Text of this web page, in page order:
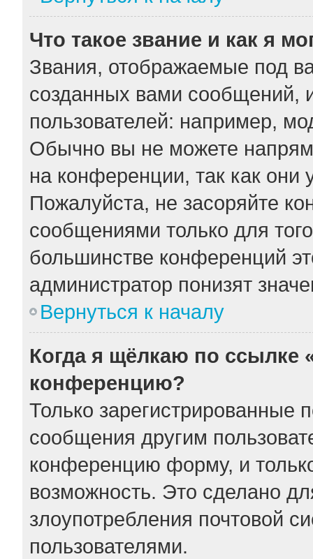
Что такое звание и как я
Звания, отображаемые под
созданных вами сообщений,
пользователей: например,
Обычно вы не можете
на конференции, так как
Пожалуйста, не засоряйте
сообщениями только для
большинстве конференций
администратор понизят
Вернуться к началу
Когда я щёлкаю по ссылке
конференцию?
Только зарегистрированные
сообщения другим
конференцию форму, и
возможность. Это сделано
злоупотребления почтовой
пользователями.